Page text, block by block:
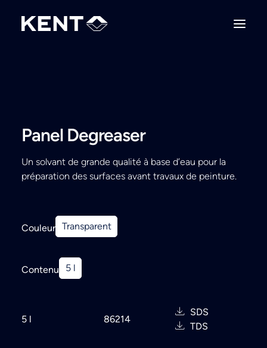
Panel Degreaser
Un solvant de grande qualité à base d’eau pour la
préparation des surfaces avant travaux de peinture.
Couleur Transparent
Contenu 5 l
5 l 86214
SDS
TDS